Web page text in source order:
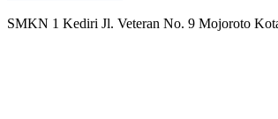
SMKN 1 Kediri Jl. Veteran No. 9 Mojoroto